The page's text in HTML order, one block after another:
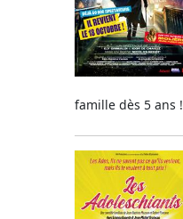
famille dès 5 ans !